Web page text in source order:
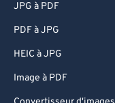
JPG à PDF
PDF à JPG
HEIC à JPG
Image à PDF